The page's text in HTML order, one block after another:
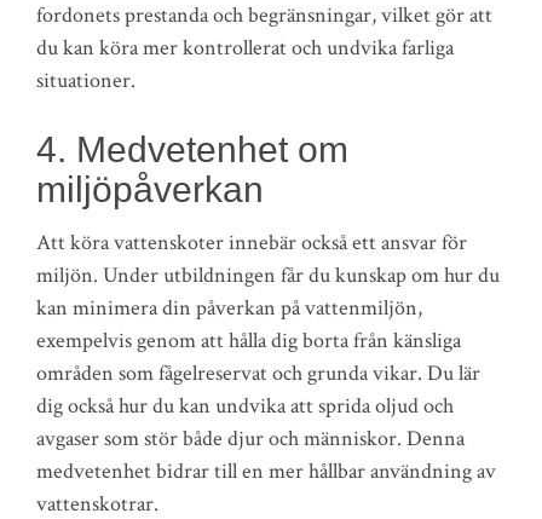
fordonets prestanda och begränsningar, vilket gör att
du kan köra mer kontrollerat och undvika farliga
situationer.
4. Medvetenhet om
miljöpåverkan
Att köra vattenskoter innebär också ett ansvar för
miljön. Under utbildningen får du kunskap om hur du
kan minimera din påverkan på vattenmiljön,
exempelvis genom att hålla dig borta från känsliga
områden som fågelreservat och grunda vikar. Du lär
dig också hur du kan undvika att sprida oljud och
avgaser som stör både djur och människor. Denna
medvetenhet bidrar till en mer hållbar användning av
vattenskotrar.